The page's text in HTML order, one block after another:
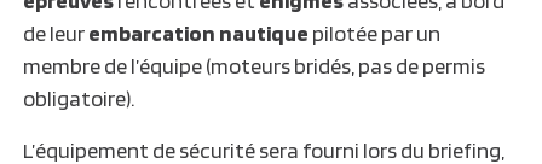
de leurembarcation nautique pilotée par un
membre de l’équipe (moteurs bridés, pas de permis
obligatoire).
L’équipement de sécurité sera fourni lors du briefing,